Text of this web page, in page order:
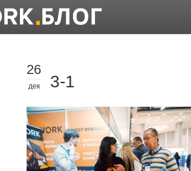
26
дек 3-1